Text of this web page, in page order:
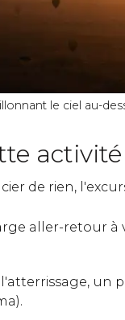
le ciel au-
activité
de rien,
aller-retour
l'atterrissage, un